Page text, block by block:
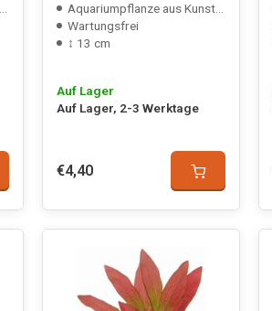
Aquariumpflanze aus Kunststoff
Wartungsfrei
↕ 13 cm
Auf Lager
Auf Lager, 2-3 Werktage
€4,40